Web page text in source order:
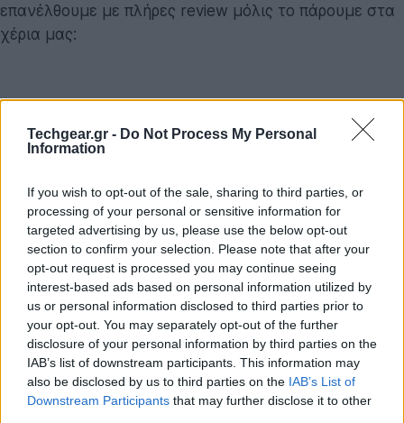
Techgear.gr - Do Not Process My Personal
Information
If you wish to opt-out of the sale, sharing to third parties, or
processing of your personal or sensitive information for
targeted advertising by us, please use the below opt-out
section to confirm your selection. Please note that after your
opt-out request is processed you may continue seeing
interest-based ads based on personal information utilized by
us or personal information disclosed to third parties prior to
your opt-out. You may separately opt-out of the further
disclosure of your personal information by third parties on the
IAB’s list of downstream participants. This information may
also be disclosed by us to third parties on the IAB’s List of
Downstream Participants that may further disclose it to other
επανέλθουμε με πλήρες review μόλις το πάρουμε στα
χέρια μας: